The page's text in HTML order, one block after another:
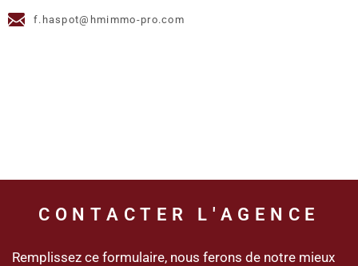
f.haspot@hmimmo-pro.com
CONTACTER L'AGENCE
Remplissez ce formulaire, nous ferons de notre mieux